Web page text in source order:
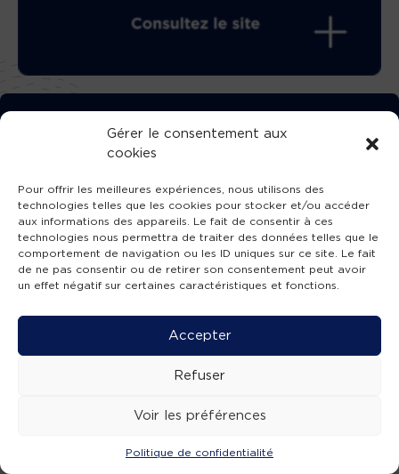
Gérer le consentement aux
cookies
Pour offrir les meilleures expériences, nous utilisons des
technologies telles que les cookies pour stocker et/ou accéder
aux informations des appareils. Le fait de consentir à ces
technologies nous permettra de traiter des données telles que le
comportement de navigation ou les ID uniques sur ce site. Le fait
de ne pas consentir ou de retirer son consentement peut avoir
un effet négatif sur certaines caractéristiques et fonctions.
Accepter
Refuser
Voir les préférences
Politique de confidentialité
ÉMISSIONS AGENDA
TÉLÉCHARGEZ GRATUITEMENT
L’APPLICATION TVBA !
SUIVEZ-NOUS !
Mentions légales -Accessibilité